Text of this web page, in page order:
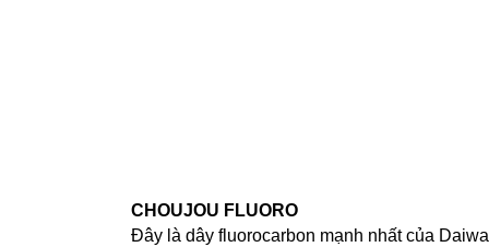
CHOUJOU FLUORO
Đây là dây fluorocarbon mạnh nhất của